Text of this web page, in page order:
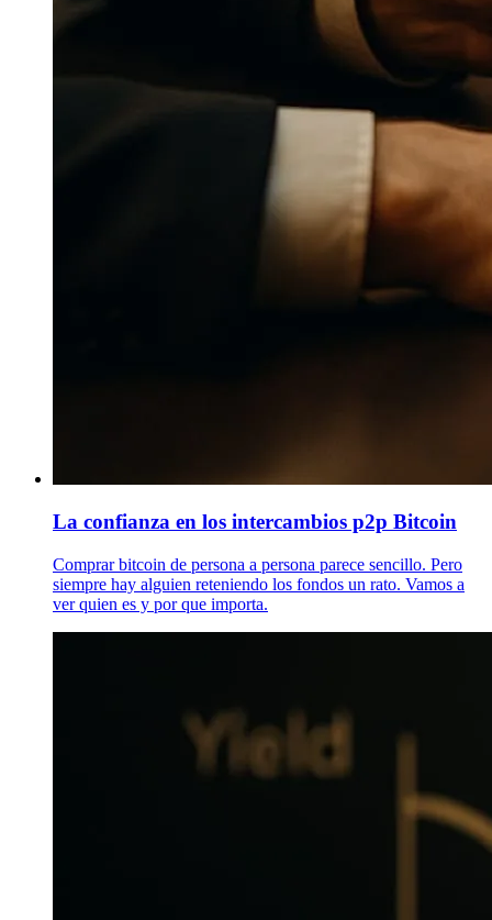
La confianza en los intercambios p2p Bitcoin
Comprar bitcoin de persona a persona parece sencillo. Pero
siempre hay alguien reteniendo los fondos un rato. Vamos a
ver quien es y por que importa.